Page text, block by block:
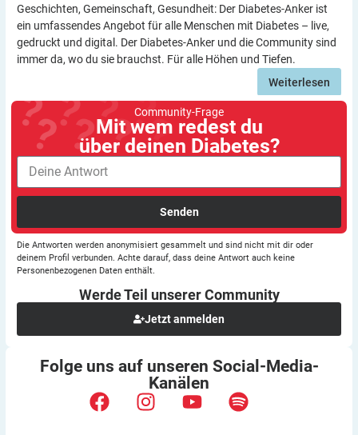
Geschichten, Gemeinschaft, Gesundheit: Der Diabetes-Anker ist
ein umfassendes Angebot für alle Menschen mit Diabetes – live,
gedruckt und digital. Der Diabetes-Anker und die Community sind
immer da, wo du sie brauchst. Für alle Höhen und Tiefen.
Weiterlesen
Community-Frage
Mit wem redest du
über deinen Diabetes?
Senden
Die Antworten werden anonymisiert gesammelt und sind nicht mit dir oder
deinem Profil verbunden. Achte darauf, dass deine Antwort auch keine
Personenbezogenen Daten enthält.
Werde Teil unserer Community
Jetzt anmelden
Folge uns auf unseren Social-Media-
Kanälen